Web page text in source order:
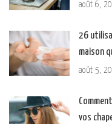
août 6,
26
maison
août 5,
vos